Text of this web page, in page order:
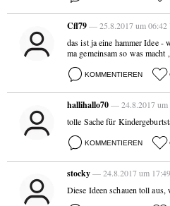
Cfl79— 25.8.2017 um 06:42
das ist ja eine hammer Idee -
ma gemeinsam so was macht
KOMMENTIEREN
hallihallo70— 24.8.2017 um
tolle Sache für
KOMMENTIEREN
stocky— 24.8.2017 um
Diese Ideen schauen toll